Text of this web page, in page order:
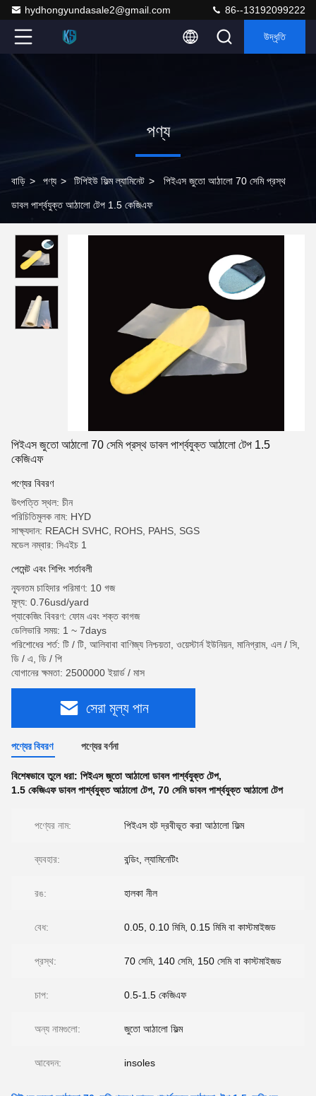
hydhongyundasale2@gmail.com 86--13192099222
উদ্ধৃতি
পণ্য
বাড়ি > পণ্য > টিপিইউ ফিল্ম ল্যামিনেট > পিইএস জুতো আঠালো 70 সেমি প্রস্থ
ডাবল পার্শ্বযুক্ত আঠালো টেপ 1.5 কেজিএফ
পিইএস জুতো আঠালো 70 সেমি প্রস্থ ডাবল পার্শ্বযুক্ত আঠালো টেপ 1.5
কেজিএফ
পণ্যের বিবরণ
উৎপত্তি স্থল: চীন
পরিচিতিমুলক নাম: HYD
সাক্ষ্যদান: REACH SVHC, ROHS, PAHS, SGS
মডেল নম্বার: সিএইচ 1
পেমেন্ট এবং শিপিং শর্তাবলী
ন্যূনতম চাহিদার পরিমাণ: 10 গজ
মূল্য: 0.76usd/yard
প্যাকেজিং বিবরণ: ফোম এবং শক্ত কাগজ
ডেলিভারি সময়: 1 ~ 7days
পরিশোধের শর্ত: টি / টি, আলিবাবা বাণিজ্য নিশ্চয়তা, ওয়েস্টার্ন ইউনিয়ন, মানিগ্রাম, এল / সি,
ডি / এ, ডি / পি
যোগানের ক্ষমতা: 2500000 ইয়ার্ড / মাস
সেরা মূল্য পান
পণ্যের বিবরণ পণ্যের বর্ণনা
বিশেষভাবে তুলে ধরা: পিইএস জুতো আঠালো ডাবল পার্শ্বযুক্ত টেপ,
1.5 কেজিএফ ডাবল পার্শ্বযুক্ত আঠালো টেপ, 70 সেমি ডাবল পার্শ্বযুক্ত আঠালো টেপ
পণ্যের নাম: পিইএস হট দ্রবীভূত করা আঠালো ফিল্ম
ব্যবহার: বন্ডিং, ল্যামিনেটিং
রঙ: হালকা নীল
বেধ: 0.05, 0.10 মিমি, 0.15 মিমি বা কাস্টমাইজড
প্রস্থ: 70 সেমি, 140 সেমি, 150 সেমি বা কাস্টমাইজড
চাপ: 0.5-1.5 কেজিএফ
অন্য নামগুলো: জুতো আঠালো ফিল্ম
আবেদন: insoles